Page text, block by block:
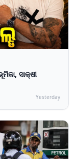
ସାକ୍ଷୀ
Yesterday